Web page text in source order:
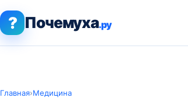
? Почемуха.ру
Главная›Медицина